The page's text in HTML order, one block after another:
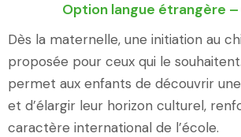
Option langue étrangère –
Dès la maternelle, une initiation au
proposée pour ceux qui le
permet aux enfants de découvrir
et d’élargir leur horizon culturel,
caractère international de l’école.